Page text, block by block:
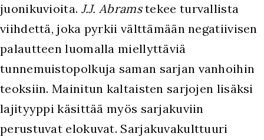
juonikuvioita. J.J. Abramstekee turvallista
viihdettä, joka pyrkii välttämään negatiivisen
palautteen luomalla miellyttäviä
tunnemuistopolkuja saman sarjan vanhoihin
teoksiin. Mainitun kaltaisten sarjojen lisäksi
lajityyppi käsittää myös sarjakuviin
perustuvat elokuvat. Sarjakuvakulttuuri